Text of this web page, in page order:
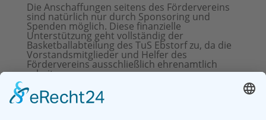
Die Anschaffungen seitens des Fördervereins
sind natürlich nur durch Sponsoring und
Spenden möglich. Diese finanzielle
Unterstützung geht vollständig der
Basketballabteilung des TuS Ebstorf zu, da die
Vorstandsmitglieder und Helfer des
Fördervereins ausschließlich ehrenamtlich
arbeiten.
Damit der Förderverein weiterhin die
Basketballabteilung unterstützen kann, sind wir